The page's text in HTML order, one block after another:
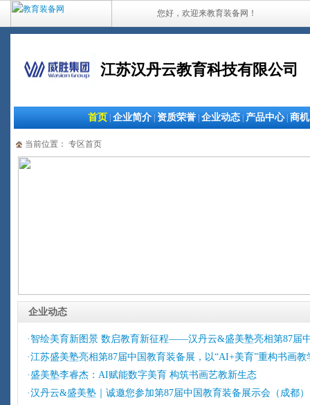
您好，欢迎来教育装备网！
江苏汉丹云教育科技有限公司
首页 企业简介 资质荣誉 企业动态 产品中心| 商机
当前位置： 专区首页
企业动态
·智绘美育新图景 数启教育新征程——汉丹云&盛美塾亮相第87届
·江苏盛美塾亮相第87届中国教育装备展，以“AI+美育”重构书画教
·盛美塾李睿杰：AI赋能数字美育 构筑书画艺教新生态
·汉丹云&盛美塾｜诚邀您参加第87届中国教育装备展示会（成都）